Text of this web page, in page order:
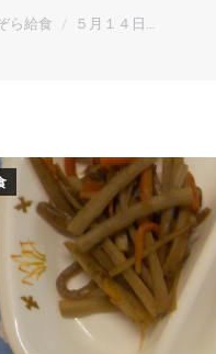
ら給食 ５月１４日…